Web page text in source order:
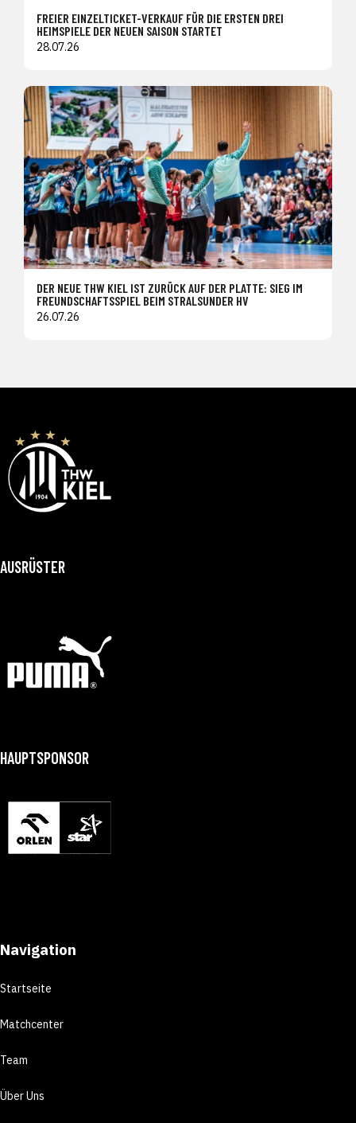
FREIER EINZELTICKET-VERKAUF FÜR DIE ERSTEN DREI
HEIMSPIELE DER NEUEN SAISON STARTET
28.07.26
DER NEUE THW KIEL IST ZURÜCK AUF DER PLATTE: SIEG IM
FREUNDSCHAFTSSPIEL BEIM STRALSUNDER HV
26.07.26
AUSRÜSTER
HAUPTSPONSOR
Navigation
Startseite
Matchcenter
Team
Über Uns